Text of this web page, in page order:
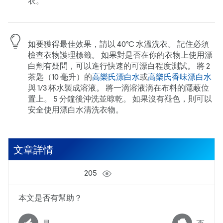
如要獲得最佳效果，請以 40°C 水溫洗衣。 記住必須
檢查衣物護理標籤。 如果對是否在你的衣物上使用漂
白劑有疑問，可以進行快速的可漂白程度測試。 將 2
茶匙（10 毫升）的高樂氏漂白水或高樂氏香味漂白水
與 1/3 杯水製成溶液。 將一滴溶液滴在布料的隱蔽位
置上。 5 分鐘後沖洗並晾乾。 如果沒有褪色，則可以
安全使用漂白水清洗衣物。
文章詳情
205
本文是否有幫助？